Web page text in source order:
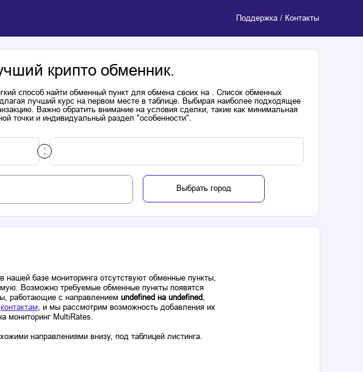
Поддержка / Контакты
крипто обменник.
способ найти обменный пункт для обмена своих на . Список обменных
лучший курс на первом месте в таблице. Выбирая наиболее подходящее
Важно обратить внимание на условия сделки, такие как минимальная
точки и индивидуальный раздел "особенности".
Выбрать город
базе мониторинга отсутствуют обменные пункты,
Возможно требуемые обменные пункты появятся
работающие с направлением undefined на undefined,
контактам, и мы рассмотрим возможность добавления их
мониторинг MultiRates.
направлениями внизу, под таблицей листинга.